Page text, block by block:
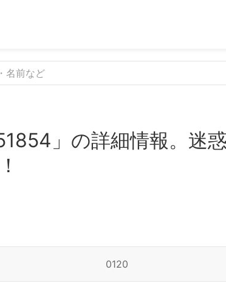
」の詳細情報。迷
0120